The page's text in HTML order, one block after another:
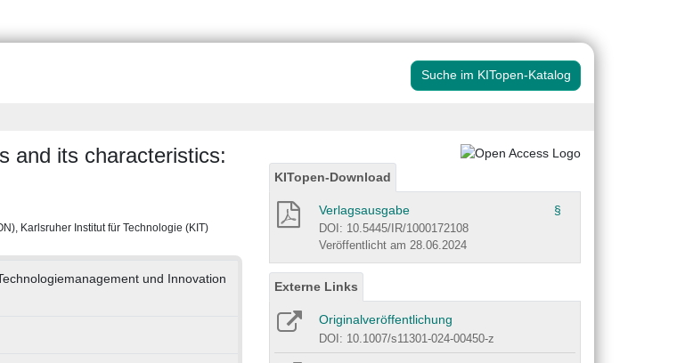
Suche im KITopen-Katalog
and its characteristics:
Karlsruher Institut für Technologie (KIT)
und Innovation
KITopen-Download
Verlagsausgabe §
DOI: 10.5445/IR/1000172108
Veröffentlicht am 28.06.2024
Externe Links
Originalveröffentlichung
DOI: 10.1007/s11301-024-00450-z